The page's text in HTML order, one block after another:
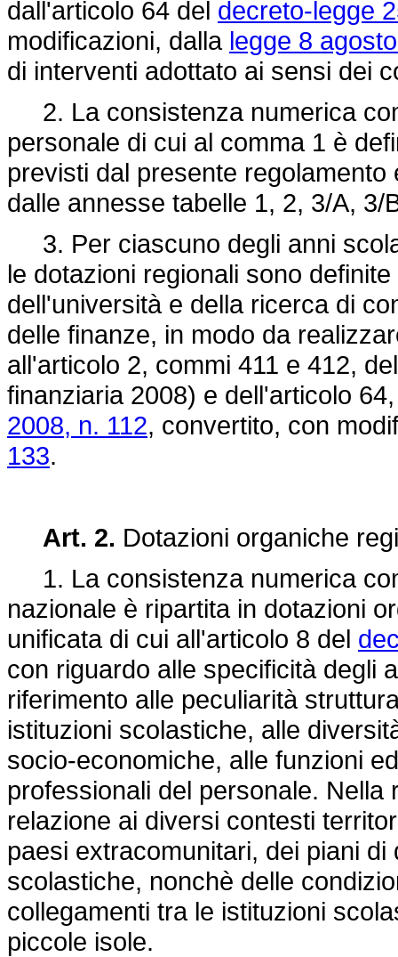
dall'articolo 64 del decreto-legge
modificazioni, dalla legge 8
di interventi adottato ai sensi dei
2. La consistenza numerica
personale di cui al comma 1 è
previsti dal presente
dalle annesse tabelle 1, 2, 3/A, 3/
3. Per ciascuno degli anni
le dotazioni regionali sono
dell'università e della ricerca di
delle finanze, in modo da
all'articolo 2, commi 411 e 412,
finanziaria 2008) e dell'articolo
2008, n. 112, convertito, con
133.
Art. 2. Dotazioni organiche
1. La consistenza numerica
nazionale è ripartita in dotazioni
unificata di cui all'articolo 8 del
con riguardo alle specificità degli
riferimento alle peculiarità
istituzioni scolastiche, alle
socio-economiche, alle funzioni
professionali del personale.
relazione ai diversi contesti
paesi extracomunitari, dei piani
scolastiche, nonchè delle
collegamenti tra le istituzioni
piccole isole.